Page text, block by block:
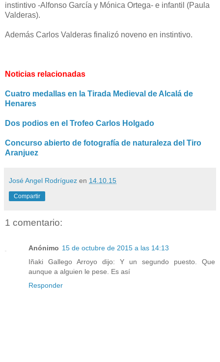
instintivo -Alfonso García y Mónica Ortega- e infantil (Paula
Valderas).
Además Carlos Valderas finalizó noveno en instintivo.
Noticias relacionadas
Cuatro medallas en la Tirada Medieval de Alcalá de
Henares
Dos podios en el Trofeo Carlos Holgado
Concurso abierto de fotografía de naturaleza del Tiro
Aranjuez
José Angel Rodríguez en 14.10.15
Compartir
1 comentario:
Anónimo 15 de octubre de 2015 a las 14:13
Iñaki Gallego Arroyo dijo: Y un segundo puesto. Que
aunque a alguien le pese. Es así
Responder